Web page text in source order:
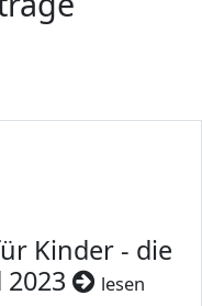
Kinder - die
lesen